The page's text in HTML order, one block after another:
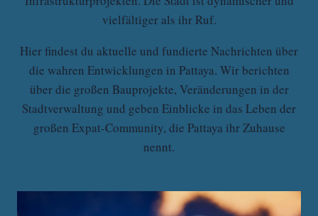
vielfältiger als ihr Ruf.
Hier findest du aktuelle und fundierte Nachrichten über
die wahren Entwicklungen in Pattaya. Wir berichten
über die großen Bauprojekte, Veränderungen in der
Stadtverwaltung und geben Einblicke in das Leben der
großen Expat-Community, die Pattaya ihr Zuhause
nennt.